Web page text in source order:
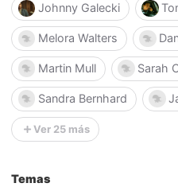
Johnny Galecki
Melora Walters
Martin Mull Sarah
Sandra Bernhard
Ver 25 más
Temas